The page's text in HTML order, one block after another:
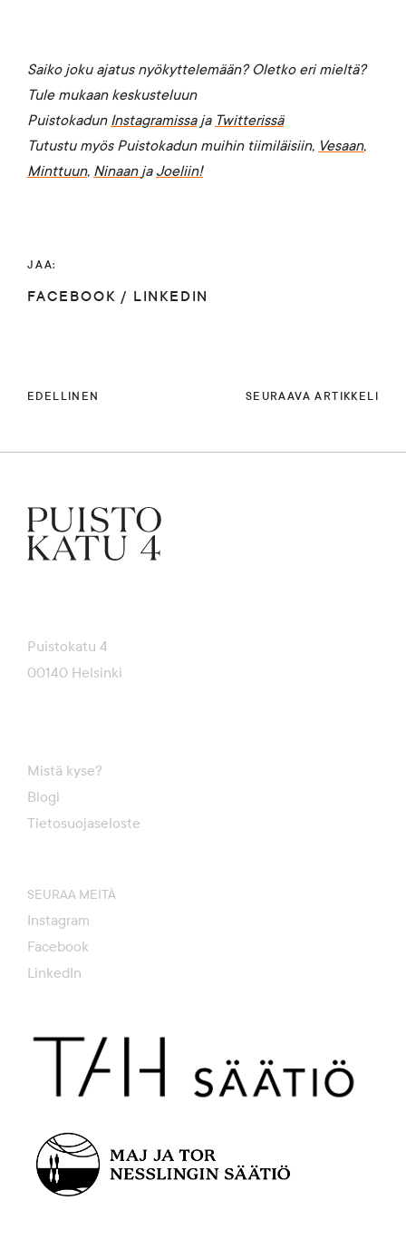
Saiko joku ajatus nyökyttelemään? Oletko eri mieltä?
Tule mukaan keskusteluun
Puistokadun Instagramissaja Twitterissä
Tutustu myös Puistokadun muihin tiimiläisiin, Vesaan,
Minttuun, Ninaan jaJoeliin!
JAA:
FACEBOOK / LINKEDIN
EDELLINEN SEURAAVA ARTIKKELI
Puistokatu 4
00140 Helsinki
Mistä kyse?
Blogi
Tietosuojaseloste
SEURAA MEITÄ
Instagram
Facebook
LinkedIn